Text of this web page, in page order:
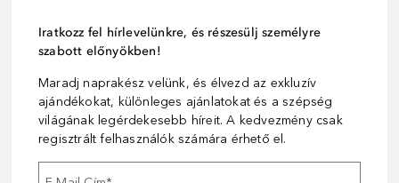
Iratkozz fel hírlevelünkre, és részesülj személyre
szabott előnyökben!
Maradj naprakész velünk, és élvezd az exkluzív
ajándékokat, különleges ajánlatokat és a szépség
világának legérdekesebb híreit. A kedvezmény csak
regisztrált felhasználók számára érhető el.